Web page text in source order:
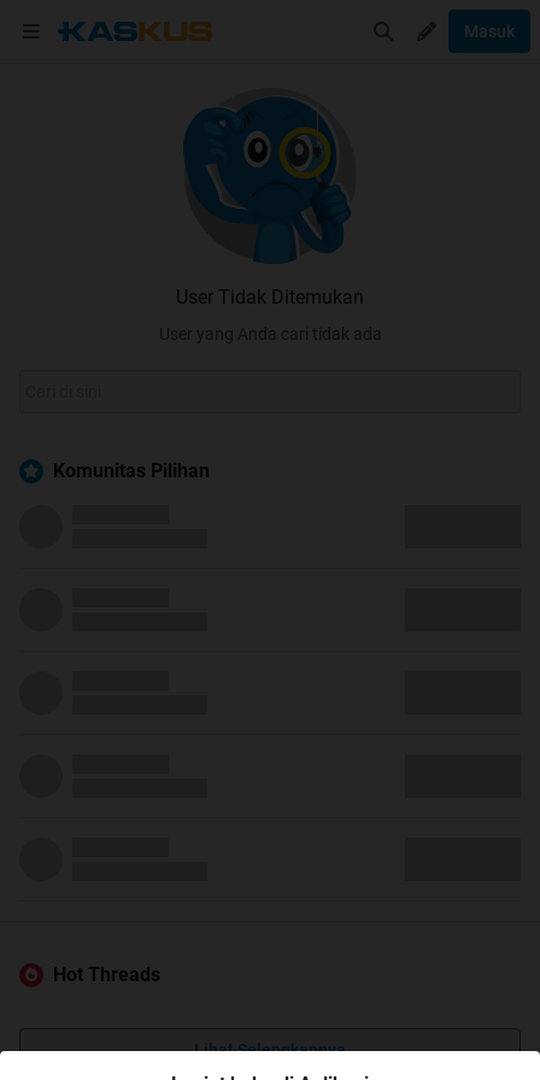
Masuk
User Tidak Ditemukan
User yang Anda cari tidak ada
Komunitas Pilihan
Hot Threads
Lihat Selengkapnya